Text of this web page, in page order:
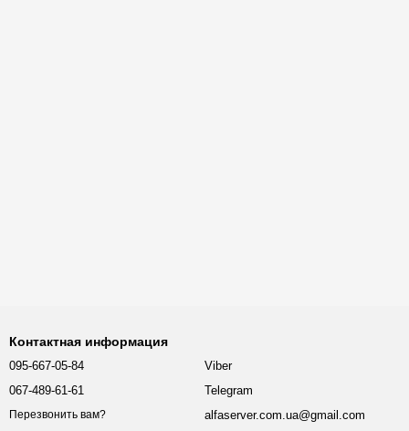
Контактная информация
095-667-05-84
067-489-61-61
Перезвонить вам?
Viber
Telegram
alfaserver.com.ua@gmail.com